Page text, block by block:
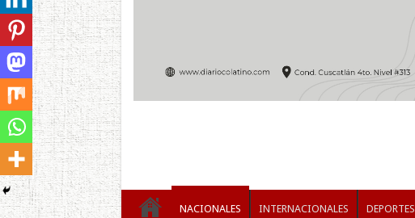
NACIONALES INTERNACIONALES DEPORTES